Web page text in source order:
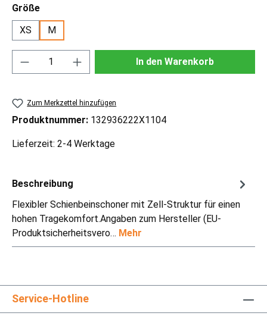
Größeauswählen
XS
M
Produkt Anzahl: Gib den gewünschten
In den Warenkorb
Zum Merkzettel hinzufügen
Produktnummer: 132936222X1104
Lieferzeit: 2-4 Werktage
Beschreibung
Flexibler Schienbeinschoner mit Zell-Struktur für einen
hohen Tragekomfort.Angaben zum Hersteller (EU-
Produktsicherheitsvero… Mehr
Service-Hotline